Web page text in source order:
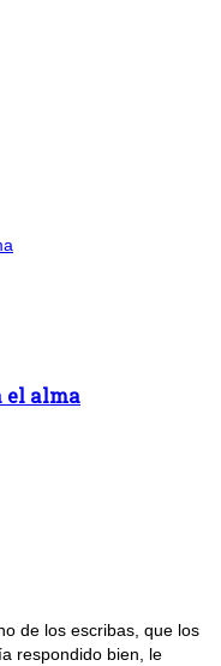
el alma
de los escribas, que los
respondido bien, le